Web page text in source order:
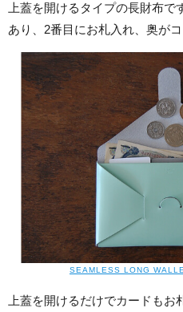
上蓋を開けるタイプの長財布
あり、2番目にお札入れ、奥が
SEAMLESS LONG
上蓋を開けるだけでカードも